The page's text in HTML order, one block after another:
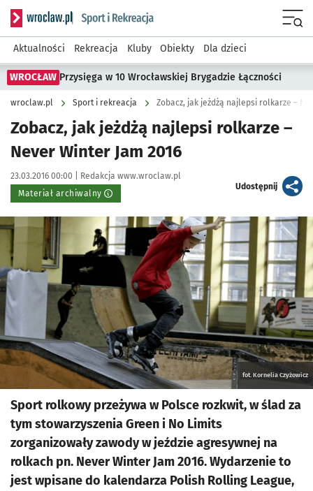
Serwis informacyjny wroclaw.pl podserwis: Sport i rekreacja
Aktualności Rekreacja Kluby Obiekty Dla dzieci
WROCŁAW Przysięga w 10 Wrocławskiej Brygadzie Łączności
wroclaw.pl Sport i rekreacja Zobacz, jak jeżdżą najlepsi rolkarze –
Zobacz, jak jeżdżą najlepsi rolkarze –
Never Winter Jam 2016
Data publikacji:
23.03.2016 00:00 | Autor:
Redakcja www.wroclaw.pl
Materiał archiwalny
Udostępnijartykuł
Kliknij, aby powiększyć
fot. Kornelia Czyżowicz
Sport rolkowy przeżywa w Polsce rozkwit, w ślad za
tym stowarzyszenia Green i No Limits
zorganizowały zawody w jeździe agresywnej na
rolkach pn. Never Winter Jam 2016. Wydarzenie to
jest wpisane do kalendarza Polish Rolling League,